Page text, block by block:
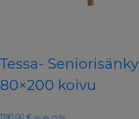
Tessa- Seniorisänky
80×200 koivu
1190,00 €